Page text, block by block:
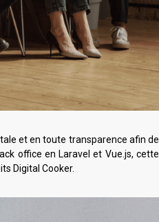
et en toute transparence afin de
office en Laravel et Vue.js, cette
Digital Cooker.